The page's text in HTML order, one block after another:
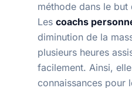
méthode dans le
Les coachs
diminution de la
plusieurs heures
facilement. Ainsi,
connaissances pour